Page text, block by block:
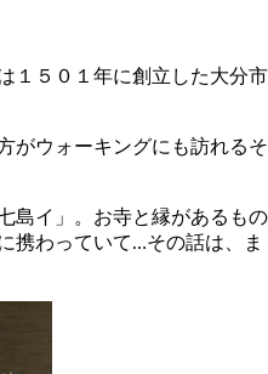
１５０１年に創立した大分市
がウォーキングにも訪れるそ
島イ」。お寺と縁があるもの
携わっていて…その話は、ま